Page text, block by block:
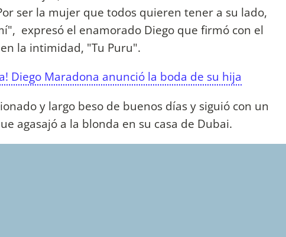
ser la mujer que todos quieren tener a su lado,
expresó el enamorado Diego que firmó con el
la intimidad, "Tu Puru".
Diego Maradona anunció la boda de su hija
y largo beso de buenos días y siguió con un
agasajó a la blonda en su casa de Dubai.